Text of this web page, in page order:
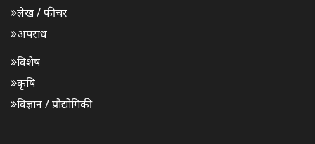
लेख / फीचर
अपराध
विशेष
कृषि
विज्ञान / प्रौद्योगिकी